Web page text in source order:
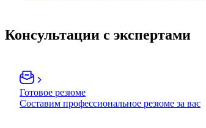
Консультации с экспертами
Готовое резюме
Составим профессиональное резюме за вас